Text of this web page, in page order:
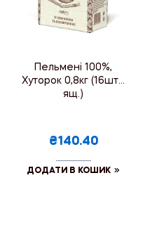
Пельмені 100%,
Хуторок 0,8кг (16шт./
ящ.)
₴140.40
ДОДАТИ В КОШИК